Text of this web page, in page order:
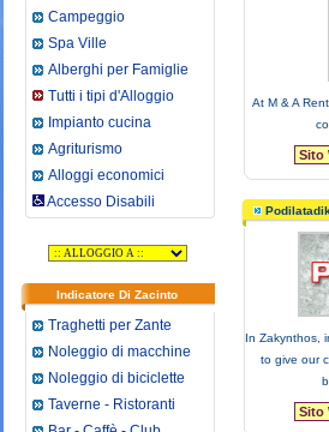
Campeggio
Spa Ville
Alberghi per Famiglie
Tutti i tipi d'Alloggio
Impianto cucina
Agriturismo
Alloggi economici
Accesso Disabili
Indicatore Di Zacinto
Traghetti per Zante
Noleggio di macchine
Noleggio di biciclette
Taverne - Ristoranti
At M & A
Sito
In Zakynthos,
to give our
Sito